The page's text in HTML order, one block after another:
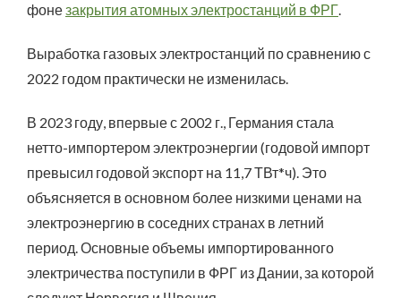
фонезакрытия атомных электростанций в ФРГ.
Выработка газовых электростанций по сравнению с
2022 годом практически не изменилась.
В 2023 году, впервые с 2002 г., Германия стала
нетто-импортером электроэнергии (годовой импорт
превысил годовой экспорт на 11,7 ТВт*ч). Это
объясняется в основном более низкими ценами на
электроэнергию в соседних странах в летний
период. Основные объемы импортированного
электричества поступили в ФРГ из Дании, за которой